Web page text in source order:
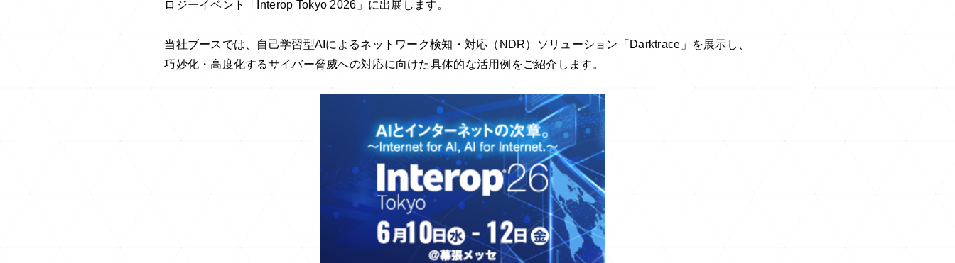
ロジーイベント「Interop Tokyo 2026」に出展します。
当社ブースでは、自己学習型AIによるネットワーク検知・対応（NDR）ソリューション「Darktrace」を展示し、
巧妙化・高度化するサイバー脅威への対応に向けた具体的な活用例をご紹介します。